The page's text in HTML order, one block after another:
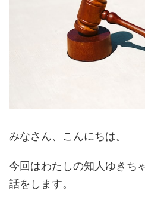
みなさん、こんにちは。
今回はわたしの知人ゆきち
話をします。